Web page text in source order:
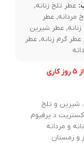
عطر تلخ زنانه,
مردانه, عطر
, عطر شیرین
, عطر گرم زنانه, عطر
شیرین و تلخ
د پرفیوم
و مردانه
و زمستان